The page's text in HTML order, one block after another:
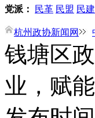
党派： 民革 民盟 民建
杭州政协新闻网
钱塘区
业，赋